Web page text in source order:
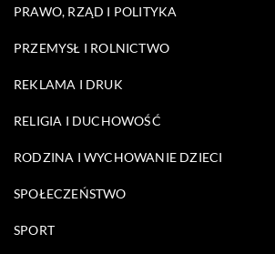
PRAWO, RZĄD I POLITYKA
PRZEMYSŁ I ROLNICTWO
REKLAMA I DRUK
RELIGIA I DUCHOWOŚĆ
RODZINA I WYCHOWANIE DZIECI
SPOŁECZEŃSTWO
SPORT